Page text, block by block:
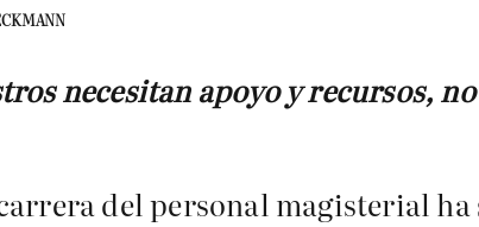
necesitan apoyo y recursos,
del personal magisterial